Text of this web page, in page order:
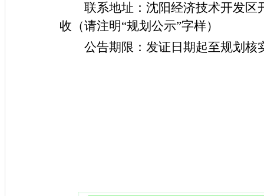
联系地址：沈阳经济技术开发区
收 （请注明“规划公示”字样）
公告期限：发证日期起至规划核